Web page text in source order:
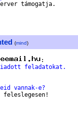
támogatja.
(mind)
feladatokat.
vannak-e?
feleslegesen!